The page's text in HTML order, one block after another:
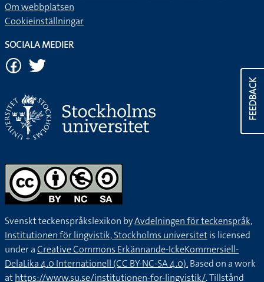
FEEDBACK
Om webbplatsen
Cookieinställningar
SOCIALA MEDIER
Svenskt teckenspråkslexikon byAvdelningen för teckenspråk,
Institutionen för lingvistik, Stockholms universitetis licensed
under aCreative Commons Erkännande-IckeKommersiell-
DelaLika 4.0 Internationell (CC BY-NC-SA 4.0).Based on a work
athttps://www.su.se/institutionen-for-lingvistik/. Tillstånd